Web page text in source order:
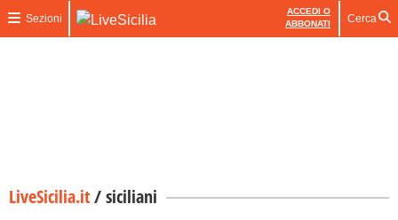
Sezioni
ACCEDI O
ABBONATI
Cerca
LiveSicilia.it/siciliani